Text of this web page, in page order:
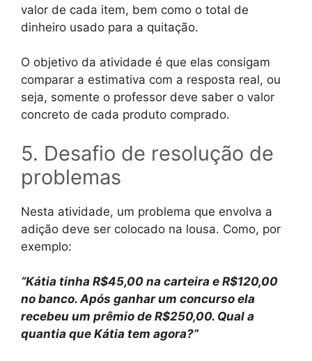
valor de cada item, bem como o total de
dinheiro usado para a quitação.
O objetivo da atividade é que elas consigam
comparar a estimativa com a resposta real, ou
seja, somente o professor deve saber o valor
concreto de cada produto comprado.
5. Desafio de resolução de
problemas
Nesta atividade, um problema que envolva a
adição deve ser colocado na lousa. Como, por
exemplo:
“Kátia tinha R$45,00 na carteira e R$120,00
no banco. Após ganhar um concurso ela
recebeu um prêmio de R$250,00. Qual a
quantia que Kátia tem agora?”